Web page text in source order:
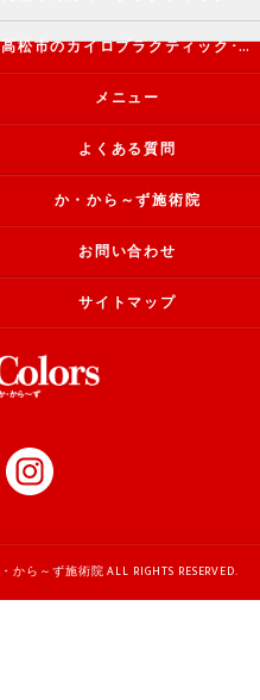
高松市のカイロプラクティック･か・から～ず施術院のお客様の声
メニュー
よくある質問
か・から～ず施術院
お問い合わせ
サイトマップ
ら～ず施術院 ALL RIGHTS RESERVED.